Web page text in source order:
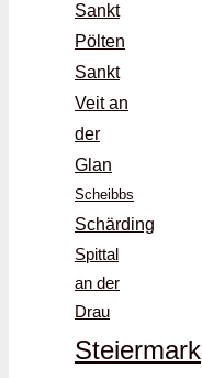
Sankt
Pölten
Sankt
Veit an
der
Glan
Scheibbs
Schärding
Spittal
an der
Drau
Steiermark